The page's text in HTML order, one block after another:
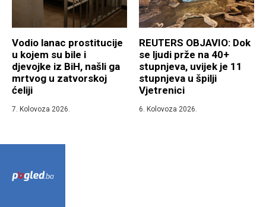
Vodio lanac prostitucije
u kojem su bile i
djevojke iz BiH, našli ga
mrtvog u zatvorskoj
ćeliji
7. Kolovoza 2026.
REUTERS OBJAVIO: Dok
se ljudi prže na 40+
stupnjeva, uvijek je 11
stupnjeva u špilji
Vjetrenici
6. Kolovoza 2026.